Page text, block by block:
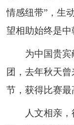
情感纽带”，生
望相助始终是中
为中国贵
团，去年秋天
节，获得比赛最
人文相亲